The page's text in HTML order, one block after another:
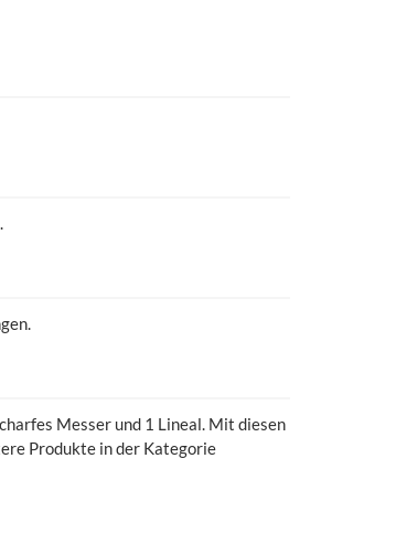
Messer und 1 Lineal. Mit diesen
Produkte in der Kategorie